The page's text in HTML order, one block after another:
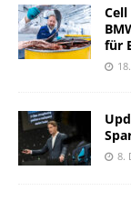
Cell
für
8.